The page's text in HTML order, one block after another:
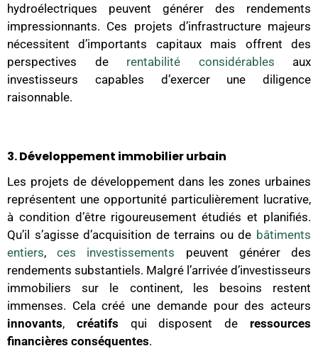
hydroélectriques peuvent générer des rendements
impressionnants. Ces projets d’infrastructure majeurs
nécessitent d’importants capitaux mais offrent des
perspectives de rentabilité considérables aux
investisseurs capables d’exercer une diligence
raisonnable.
3. Développement immobilier urbain
Les projets de développement dans les zones urbaines
représentent une opportunité particulièrement lucrative,
à condition d’être rigoureusement étudiés et planifiés.
Qu’il s’agisse d’acquisition de terrains ou de bâtiments
entiers,ces investissements peuvent générer des
rendements substantiels. Malgré l’arrivée d’investisseurs
immobiliers sur le continent, les besoins restent
immenses. Cela créé une demande pour des acteurs
innovants, créatifs qui disposent de ressources
financières conséquentes.